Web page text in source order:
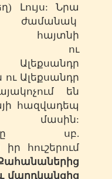
Լույս: Նրա
ժամանակ
հայտնի
ու
Ալեքսանդր
են
հազվադեպ
մասին:
սբ.
հուշերում
մարդկանցից